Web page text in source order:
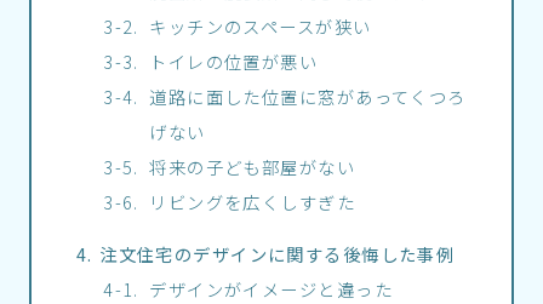
キッチンのスペースが狭い
トイレの位置が悪い
道路に面した位置に窓があってくつろ
げない
将来の子ども部屋がない
リビングを広くしすぎた
注文住宅のデザインに関する後悔した事例
デザインがイメージと違った